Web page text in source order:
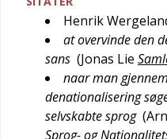
Henrik
at overvinde den
sans (Jonas Lie
naar man
denationalisering
selvskabte sprog (
Sprog- og